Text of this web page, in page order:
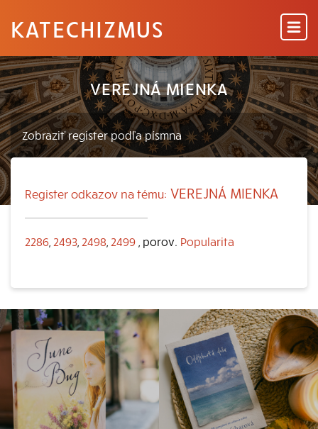
KATECHIZMUS
VEREJNÁ MIENKA
Register odkazov na tému: VEREJNÁ MIENKA
2286 2493 2498 2499 , porov. Popularita